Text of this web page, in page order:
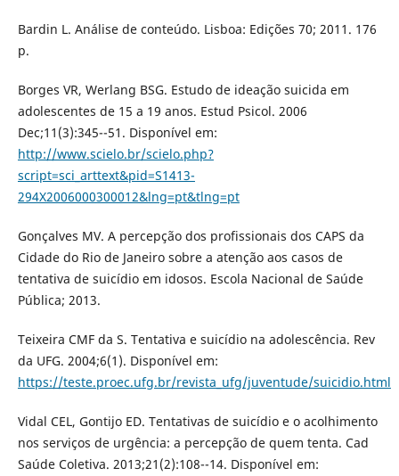
Bardin L. Análise de conteúdo. Lisboa: Edições 70; 2011. 176
p.
Borges VR, Werlang BSG. Estudo de ideação suicida em
adolescentes de 15 a 19 anos. Estud Psicol. 2006
Dec;11(3):345--51. Disponível em:
http://www.scielo.br/scielo.php?
script=sci_arttext&pid=S1413-
294X2006000300012&lng=pt&tlng=pt
Gonçalves MV. A percepção dos profissionais dos CAPS da
Cidade do Rio de Janeiro sobre a atenção aos casos de
tentativa de suicídio em idosos. Escola Nacional de Saúde
Pública; 2013.
Teixeira CMF da S. Tentativa e suicídio na adolescência. Rev
da UFG. 2004;6(1). Disponível em:
https://teste.proec.ufg.br/revista_ufg/juventude/suicidio.html
Vidal CEL, Gontijo ED. Tentativas de suicídio e o acolhimento
nos serviços de urgência: a percepção de quem tenta. Cad
Saúde Coletiva. 2013;21(2):108--14. Disponível em: